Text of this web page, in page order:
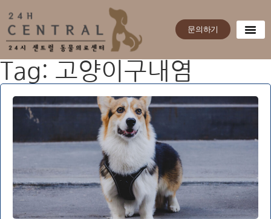
문의하기
Tag: 고양이구내염